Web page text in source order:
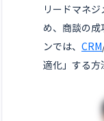
リードマネ
め、商談の
ンでは、 CRM
適化」する方